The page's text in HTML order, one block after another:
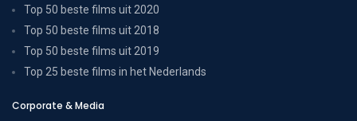
Top 50 beste films uit 2020
Top 50 beste films uit 2018
Top 50 beste films uit 2019
Top 25 beste films in het Nederlands
Corporate & Media